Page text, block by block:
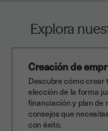
Explora
Creación de
Descubre cómo crear
elección de la forma
financiación y plan de
consejos que
con éxito.